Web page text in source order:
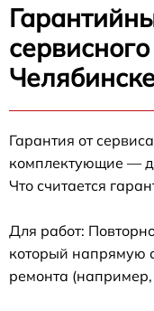
Гарантия от
комплектующие —
Что считается
Для работ:
который напрямую
ремонта